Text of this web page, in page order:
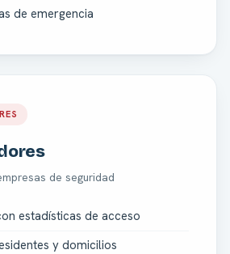
de emergencia
de seguridad
estadísticas de acceso
y domicilios